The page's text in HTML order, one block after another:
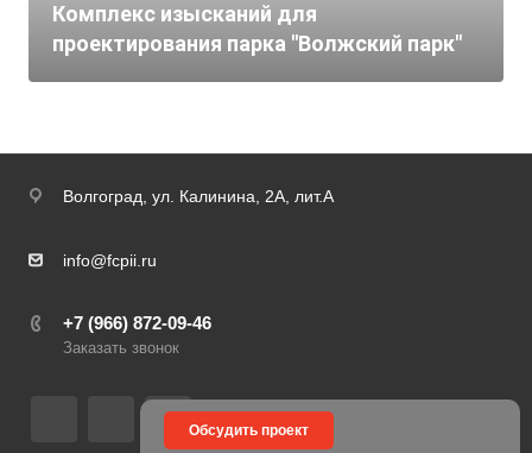
Обсудить проект
Комплекс изысканий для
проектирования парка "Волжский парк"
Волгоград, ул. Калинина, 2А, лит.А
info@fcpii.ru
+7 (966) 872-09-46
Заказать звонок